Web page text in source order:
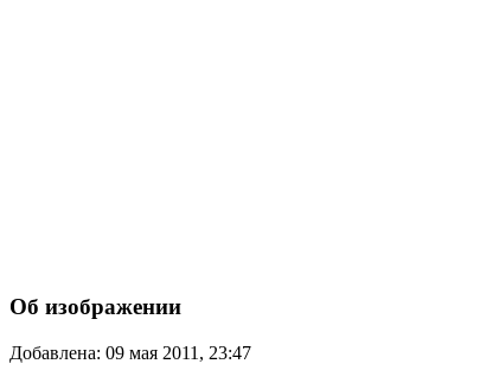
Об изображении
Добавлена: 09 мая 2011, 23:47